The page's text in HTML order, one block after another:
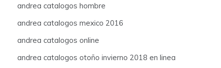
andrea catalogos hombre
andrea catalogos mexico 2016
andrea catalogos online
andrea catalogos otoño invierno 2018 en linea